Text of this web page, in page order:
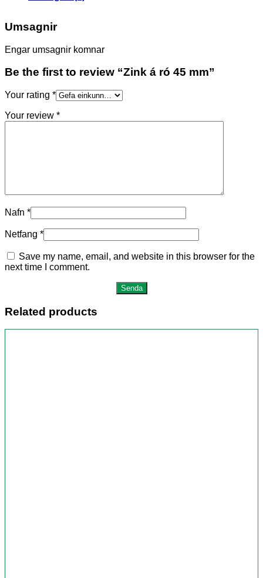
Umsagnir
Engar umsagnir komnar
Be the first to review “Zink á ró 45 mm”
Your rating *
Your review *
Nafn *
Netfang *
Save my name, email, and website in this browser for the
next time I comment.
Related products